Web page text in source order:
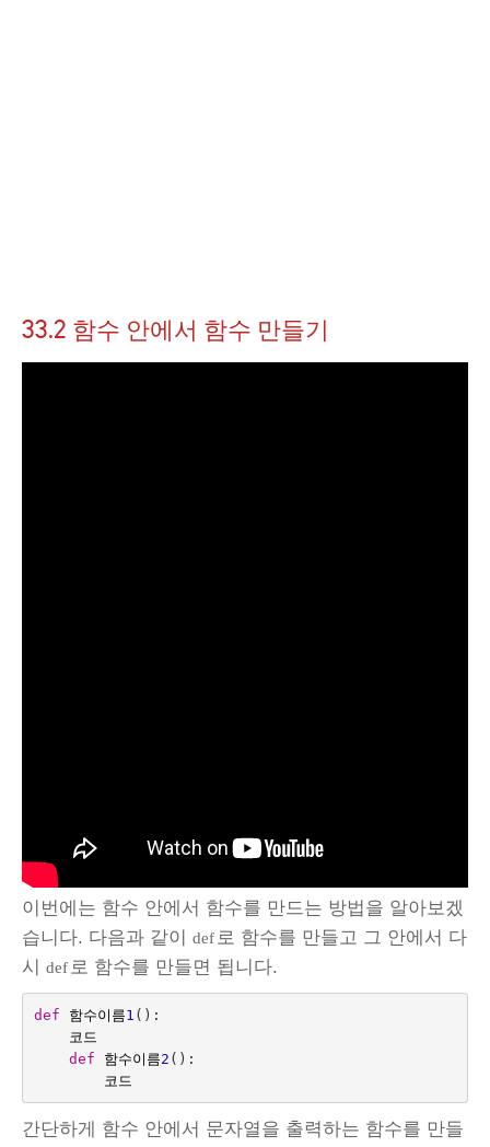
33.2 함수 안에서 함수 만들기
이번에는 함수 안에서 함수를 만드는 방법을 알아보겠
습니다. 다음과 같이 def로 함수를 만들고 그 안에서 다
시 def로 함수를 만들면 됩니다.
def 함수이름1 ():
코드
def
함수이름2 ():
코드
간단하게 함수 안에서 문자열을 출력하는 함수를 만들